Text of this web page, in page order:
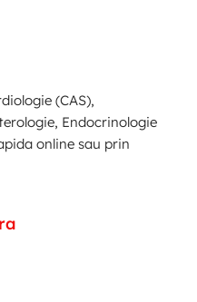
(CAS),
Endocrinologie
online sau prin